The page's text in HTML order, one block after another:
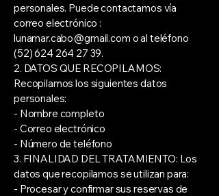
personales. Puede contactamos vía
correo electrónico :
lunamar.cabo@gmail.com o al teléfono
(52) 624 264 27 39.
2. DATOS QUE RECOPILAMOS:
Recopilamos los siguientes datos
personales:
- Nombre completo
- Correo electrónico
- Número de teléfono
3. FINALIDAD DEL TRATAMIENTO: Los
datos que recopilamos se utilizan para:
- Procesar y confirmar sus reservas de